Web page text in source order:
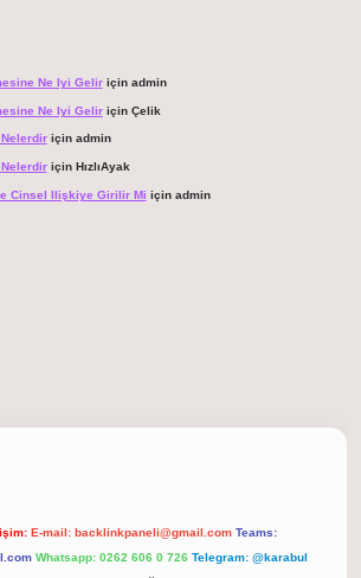
Ne Iyi Geliriçin admin
Ne Iyi Geliriçin Çelik
için admin
için HızlıAyak
Cinsel Ilişkiye Girilir Mi için admin
E-mail: backlinkpaneli@gmail.com Teams:
Whatsapp: 0262 606 0 726 Telegram: @karabul